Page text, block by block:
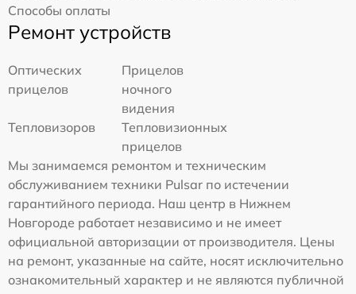
Способы оплаты
Ремонт устройств
Оптических
прицелов
Прицелов
ночного
видения
Тепловизоров
Тепловизионных
прицелов
Мы занимаемся ремонтом и техническим
обслуживанием техники Pulsar по истечении
гарантийного периода. Наш центр в Нижнем
Новгороде работает независимо и не имеет
официальной авторизации от производителя. Цены
на ремонт, указанные на сайте, носят исключительно
ознакомительный характер и не являются публичной